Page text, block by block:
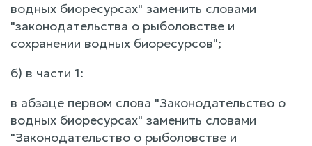
водных биоресурсах" заменить словами
"законодательства о рыболовстве и
сохранении водных биоресурсов";
б) в части 1:
в абзаце первом слова "Законодательство о
водных биоресурсах" заменить словами
"Законодательство о рыболовстве и